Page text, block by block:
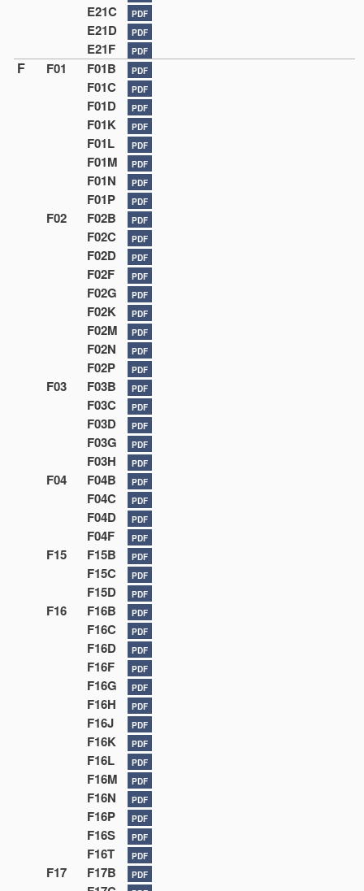
E21C PDF
E21D PDF
E21F PDF
F F01 F01B PDF
F01C PDF
F01D PDF
F01K PDF
F01L PDF
F01M PDF
F01N PDF
F01P PDF
F02 F02B PDF
F02C PDF
F02D PDF
F02F PDF
F02G PDF
F02K PDF
F02M PDF
F02N PDF
F02P PDF
F03 F03B PDF
F03C PDF
F03D PDF
F03G PDF
F03H PDF
F04 F04B PDF
F04C PDF
F04D PDF
F04F PDF
F15 F15B PDF
F15C PDF
F15D PDF
F16 F16B PDF
F16C PDF
F16D PDF
F16F PDF
F16G PDF
F16H PDF
F16J PDF
F16K PDF
F16L PDF
F16M PDF
F16N PDF
F16P PDF
F16S PDF
F16T PDF
F17 F17B PDF